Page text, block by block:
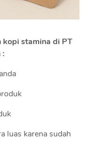
kopi stamina di PT
luas karena sudah